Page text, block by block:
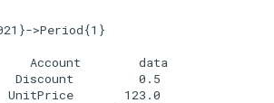
>Period{1}
Account        data
Discount         0.5
UnitPrice       123.0